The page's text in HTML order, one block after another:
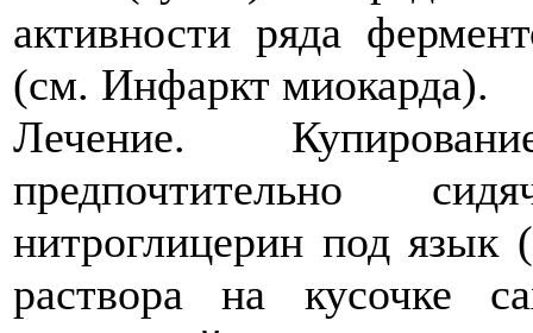
активности ряда
(см. Инфаркт миокарда).
Лечение.
предпочтительно
нитроглицерин под
раствора на кусочке